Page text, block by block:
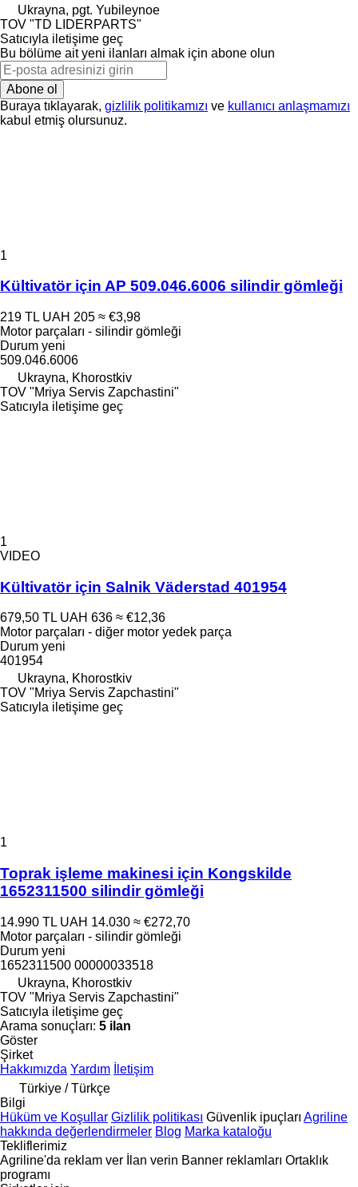
Ukrayna, pgt. Yubileynoe
TOV "TD LIDERPARTS"
Satıcıyla iletişime geç
Bu bölüme ait yeni ilanları almak için abone olun
Abone ol
Buraya tıklayarak, gizlilik politikamızı ve kullanıcı anlaşmamızı
kabul etmiş olursunuz.
1
Kültivatör için AP 509.046.6006 silindir gömleği
219 TL UAH 205 ≈ €3,98
Motor parçaları - silindir gömleği
Durum yeni
509.046.6006
Ukrayna, Khorostkiv
TOV "Mriya Servis Zapchastini"
Satıcıyla iletişime geç
1
VIDEO
Kültivatör için Salnik Väderstad 401954
679,50 TL UAH 636 ≈ €12,36
Motor parçaları - diğer motor yedek parça
Durum yeni
401954
Ukrayna, Khorostkiv
TOV "Mriya Servis Zapchastini"
Satıcıyla iletişime geç
1
Toprak işleme makinesi için Kongskilde
1652311500 silindir gömleği
14.990 TL UAH 14.030 ≈ €272,70
Motor parçaları - silindir gömleği
Durum yeni
1652311500 00000033518
Ukrayna, Khorostkiv
TOV "Mriya Servis Zapchastini"
Satıcıyla iletişime geç
Arama sonuçları: 5 ilan
Göster
Şirket
Hakkımızda Yardım
İletişim
Türkiye / Türkçe
Bilgi
Hüküm ve Koşullar Gizlilik politikası Güvenlik ipuçları Agriline
hakkında değerlendirmeler Blog Marka kataloğu
Tekliflerimiz
Agriline'da reklam ver
İlan verin Banner reklamları Ortaklık
programı